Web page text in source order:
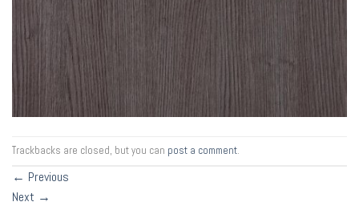
Trackbacks are closed, but you can post a comment.
← Previous
Next →